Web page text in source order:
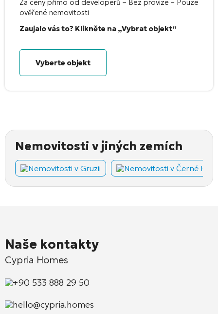
Za ceny přímo od developerů – Bez provize – Pouze
ověřené nemovitosti
Zaujalo vás to? Klikněte na „Vybrat objekt“
Vyberte objekt
Nemovitosti v jiných zemích
Nemovitosti v Gruzii Nemovitosti v Černé Hoře
Naše kontakty
Cypria Homes
+90 533 888 29 50
hello@cypria.homes